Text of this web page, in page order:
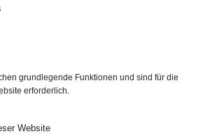
grundlegende Funktionen und sind für die
erforderlich.
Website